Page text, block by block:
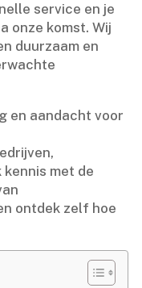
service en je
onze komst.​ Wij
duurzaam en
en aandacht voor
kennis met de
ontdek zelf hoe